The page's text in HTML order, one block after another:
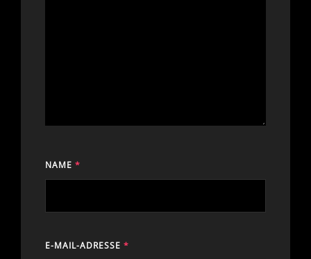
NAME *
E-MAIL-ADRESSE *